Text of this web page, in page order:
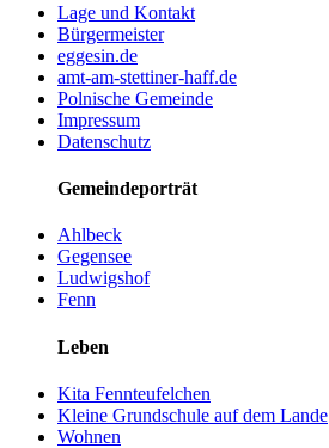
Lage und Kontakt
Bürgermeister
eggesin.de
amt-am-stettiner-haff.de
Polnische Gemeinde
Impressum
Datenschutz
Gemeindeporträt
Ahlbeck
Gegensee
Ludwigshof
Fenn
Leben
Kita Fennteufelchen
Kleine Grundschule auf dem Lande
Wohnen